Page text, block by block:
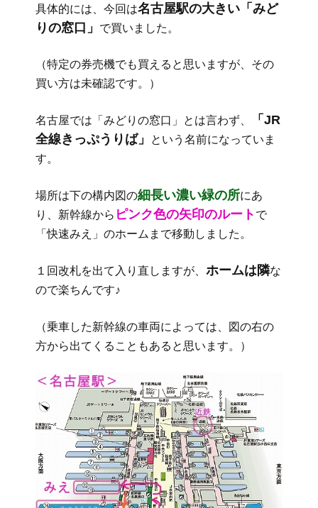
具体的には、今回は名古屋駅の大きい「みど
りの窓口」
で買いました。
（特定の券売機でも買えると思いますが、その
買い方は未確認です。）
名古屋では「みどりの窓口」とは言わず、
「JR
全線きっぷうりば」
という名前になっていま
す。
場所は下の構内図の細長い濃い緑の所にあ
り、新幹線から ピンク色の矢印のルート で
「快速みえ」のホームまで移動しました。
１回改札を出て入り直しますが、 ホームは隣な
ので楽ちんです♪
（乗車した新幹線の車両によっては、図の右の
方から出てくることもあると思います。）